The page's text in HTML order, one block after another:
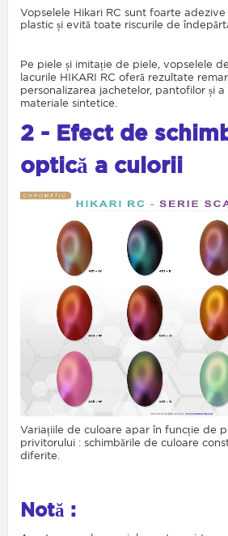
Vopselele Hikari RC sunt foarte
plastic și evită toate riscurile de
Pe piele și imitație de piele, vopselele
lacurile HIKARI RC oferă rezultate
personalizarea jachetelor, pantofilor și
materiale sintetice.
2 - Efect de
optică a culorii
Variațiile de culoare apar în funcție de
privitorului : schimbările de culoare
diferite.
Notă :